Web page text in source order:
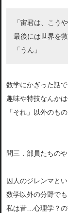
「宙君は、こう
最後には世界を
「うん」
数学にかぎった話で
趣味や特技なんか
「それ」以外のも
問三．部員たちの
囚人のジレンマと
数学以外の分野で
私は昔…心理学？の